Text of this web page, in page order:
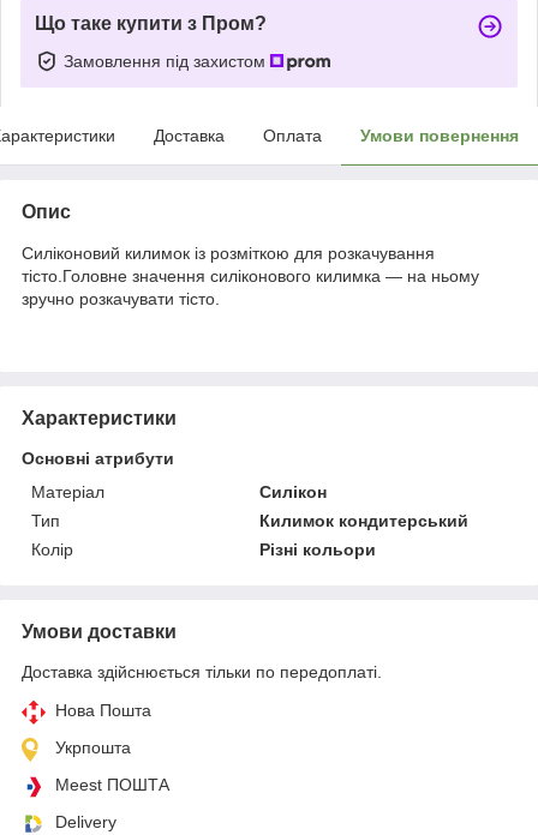
Що таке купити з Пром?
Замовлення під захистом
Доставка Оплата Умови повернення
Опис
Силіконовий килимок із розміткою для розкачування
тісто.Головне значення силіконового килимка — на ньому
зручно розкачувати тісто.
Характеристики
Основні атрибути
Матеріал
Силікон
Тип
Килимок кондитерський
Колір
Різні кольори
Умови доставки
Доставка здійснюється тільки по передоплаті.
Нова Пошта
Укрпошта
Meest ПОШТА
Delivery